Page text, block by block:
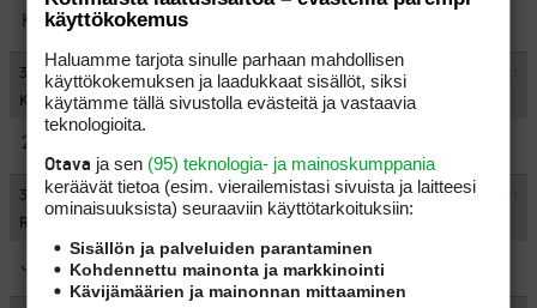
Kesäajan kunniaksi, kentällä ei niinkään väliä..
3.1.2005 18:31:00 #363041 VASTAA ILMOITA ASIATON VIESTI
Kyy
22.3. Näin ollaan Pekan kanssa sovittu tuolla Meri-Teijossa ;-P
3.1.2005 20:19:00 #363042 VASTAA ILMOITA ASIATON VIESTI
Rusku
Jossain kuitenkin.
käyttökokemus
Haluamme tarjota sinulle parhaan mahdollisen
käyttökokemuksen ja laadukkaat sisällöt, siksi
käytämme tällä sivustolla evästeitä ja vastaavia
teknologioita.
Otava ja sen (95) teknologia- ja mainoskumppania
keräävät tietoa (esim. vierailemis­tasi sivuista ja laitteesi
ominaisuuk­sista) seuraaviin käyttötarkoituksiin:
Sisällön ja palveluiden parantaminen
Kohdennettu mainonta ja markkinointi
Kävijämäärien ja mainonnan mittaaminen